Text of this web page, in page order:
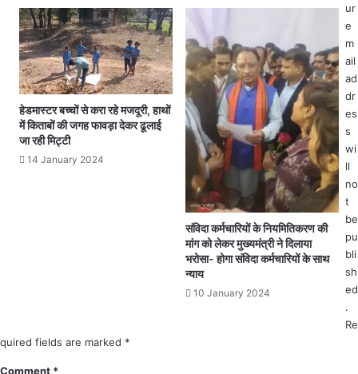
मि
ले
को
रो
ए
क
ला
रो
लि
हेडमास्टर बच्चों से करा रहे मजदूरी, हाथों
में किताबों की जगह फावड़ा देकर ढूलाई
जा रही मिट्टी
14 January 2024
संविदा कर्मचारियों के नियमितिकरण की
मांग को लेकर मुख्यमंत्री ने दिलाया
भरोसा- होगा संविदा कर्मचारियों के साथ
न्याय
10 January 2024
ur
e
m
ail
ad
dr
es
s
wi
ll
no
t
be
pu
bli
sh
ed
.
Re
quired fields are marked *
Comment *